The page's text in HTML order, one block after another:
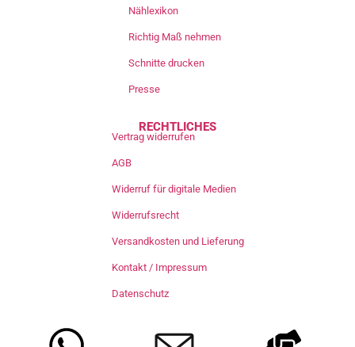
Nählexikon
Richtig Maß nehmen
Schnitte drucken
Presse
RECHTLICHES
Vertrag widerrufen
AGB
Widerruf für digitale Medien
Widerrufsrecht
Versandkosten und Lieferung
Kontakt / Impressum
Datenschutz